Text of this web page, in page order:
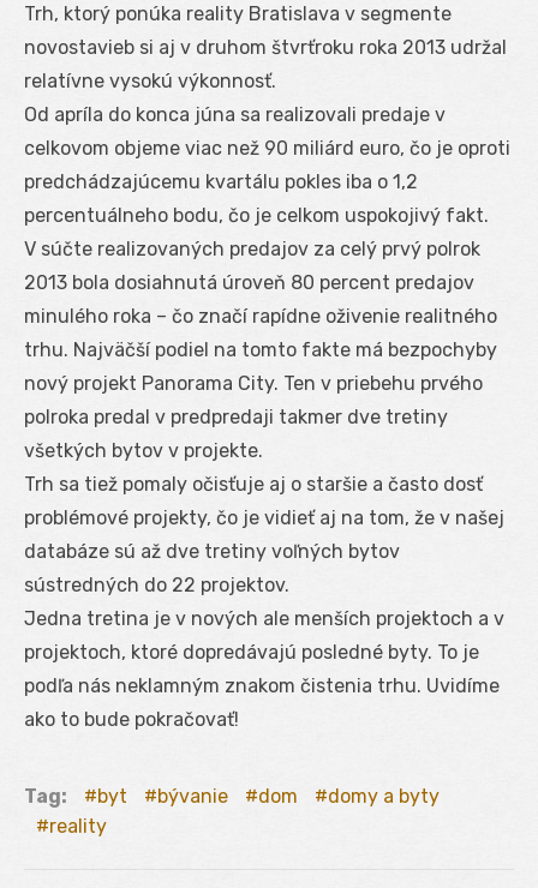
Trh, ktorý ponúka reality Bratislava v segmente
novostavieb si aj v druhom štvrťroku roka 2013 udržal
relatívne vysokú výkonnosť.
Od apríla do konca júna sa realizovali predaje v
celkovom objeme viac než 90 miliárd euro, čo je oproti
predchádzajúcemu kvartálu pokles iba o 1,2
percentuálneho bodu, čo je celkom uspokojivý fakt.
V súčte realizovaných predajov za celý prvý polrok
2013 bola dosiahnutá úroveň 80 percent predajov
minulého roka – čo značí rapídne oživenie realitného
trhu. Najväčší podiel na tomto fakte má bezpochyby
nový projekt Panorama City. Ten v priebehu prvého
polroka predal v predpredaji takmer dve tretiny
všetkých bytov v projekte.
Trh sa tiež pomaly očisťuje aj o staršie a často dosť
problémové projekty, čo je vidieť aj na tom, že v našej
databáze sú až dve tretiny voľných bytov
sústredných do 22 projektov.
Jedna tretina je v nových ale menších projektoch a v
projektoch, ktoré dopredávajú posledné byty. To je
podľa nás neklamným znakom čistenia trhu. Uvidíme
ako to bude pokračovať!
Tag: byt bývanie dom
domy a byty
reality